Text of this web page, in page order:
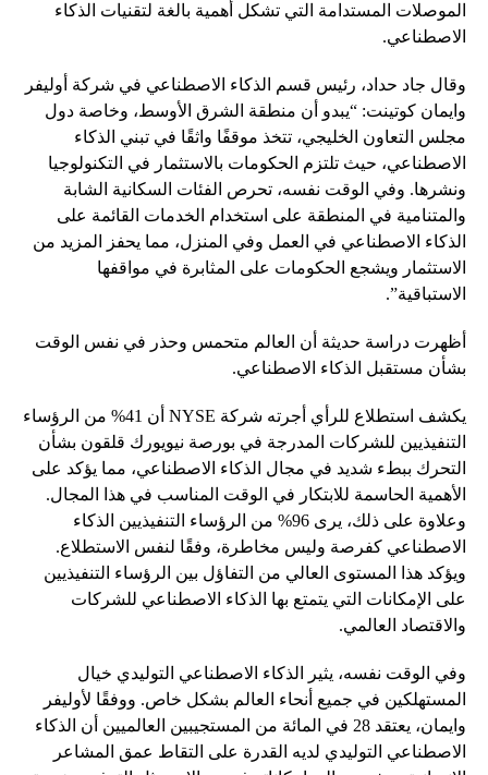
الموصلات المستدامة التي تشكل أهمية بالغة لتقنيات الذكاء
الاصطناعي.
وقال جاد حداد، رئيس قسم الذكاء الاصطناعي في شركة أوليفر
وايمان كوتينت: “يبدو أن منطقة الشرق الأوسط، وخاصة دول
مجلس التعاون الخليجي، تتخذ موقفًا واثقًا في تبني الذكاء
الاصطناعي، حيث تلتزم الحكومات بالاستثمار في التكنولوجيا
ونشرها. وفي الوقت نفسه، تحرص الفئات السكانية الشابة
والمتنامية في المنطقة على استخدام الخدمات القائمة على
الذكاء الاصطناعي في العمل وفي المنزل، مما يحفز المزيد من
الاستثمار ويشجع الحكومات على المثابرة في مواقفها
الاستباقية”.
أظهرت دراسة حديثة أن العالم متحمس وحذر في نفس الوقت
بشأن مستقبل الذكاء الاصطناعي.
يكشف استطلاع للرأي أجرته شركة NYSE أن 41% من الرؤساء
التنفيذيين للشركات المدرجة في بورصة نيويورك قلقون بشأن
التحرك ببطء شديد في مجال الذكاء الاصطناعي، مما يؤكد على
الأهمية الحاسمة للابتكار في الوقت المناسب في هذا المجال.
وعلاوة على ذلك، يرى 96% من الرؤساء التنفيذيين الذكاء
الاصطناعي كفرصة وليس مخاطرة، وفقًا لنفس الاستطلاع.
ويؤكد هذا المستوى العالي من التفاؤل بين الرؤساء التنفيذيين
على الإمكانات التي يتمتع بها الذكاء الاصطناعي للشركات
والاقتصاد العالمي.
وفي الوقت نفسه، يثير الذكاء الاصطناعي التوليدي خيال
المستهلكين في جميع أنحاء العالم بشكل خاص. ووفقًا لأوليفر
وايمان، يعتقد 28 في المائة من المستجيبين العالميين أن الذكاء
الاصطناعي التوليدي لديه القدرة على التقاط عمق المشاعر